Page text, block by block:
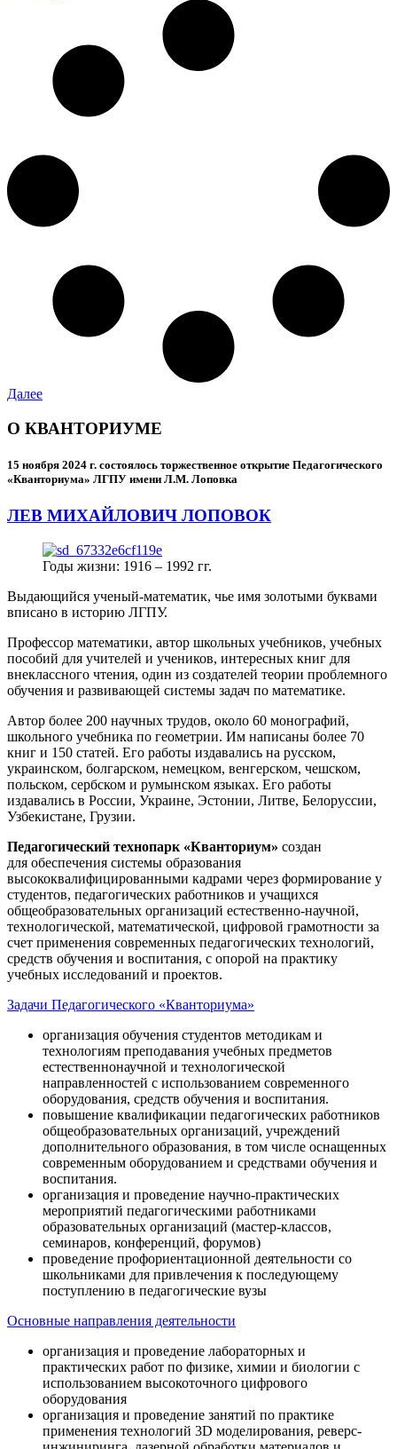
Далее
О КВАНТОРИУМЕ
15 ноября 2024 г. состоялось торжественное открытие Педагогического
«Кванториума» ЛГПУ имени Л.М. Лоповка
ЛЕВ МИХАЙЛОВИЧ ЛОПОВОК
Годы жизни: 1916 – 1992 гг.
Выдающийся ученый-математик, чье имя золотыми буквами
вписано в историю ЛГПУ.
Профессор математики, автор школьных учебников, учебных
пособий для учителей и учеников, интересных книг для
внеклассного чтения, один из создателей теории проблемного
обучения и развивающей системы задач по математике.
Автор более 200 научных трудов, около 60 монографий,
школьного учебника по геометрии. Им написаны более 70
книг и 150 статей. Его работы издавались на русском,
украинском, болгарском, немецком, венгерском, чешском,
польском, сербском и румынском языках. Его работы
издавались в России, Украине, Эстонии, Литве, Белоруссии,
Узбекистане, Грузии.
Педагогический технопарк «Кванториум» создан
для обеспечения системы образования
высококвалифицированными кадрами через формирование у
студентов, педагогических работников и учащихся
общеобразовательных организаций естественно-научной,
технологической, математической, цифровой грамотности за
счет применения современных педагогических технологий,
средств обучения и воспитания, с опорой на практику
учебных исследований и проектов.
Задачи Педагогического «Кванториума»
организация обучения студентов методикам и
технологиям преподавания учебных предметов
естественнонаучной и технологической
направленностей с использованием современного
оборудования, средств обучения и воспитания.
повышение квалификации педагогических работников
общеобразовательных организаций, учреждений
дополнительного образования, в том числе оснащенных
современным оборудованием и средствами обучения и
воспитания.
организация и проведение научно-практических
мероприятий педагогическими работниками
образовательных организаций (мастер-классов,
семинаров, конференций, форумов)
проведение профориентационной деятельности со
школьниками для привлечения к последующему
поступлению в педагогические вузы
Основные направления деятельности
организация и проведение лабораторных и
практических работ по физике, химии и биологии с
использованием высокоточного цифрового
оборудования
организация и проведение занятий по практике
применения технологий 3D моделирования, реверс-